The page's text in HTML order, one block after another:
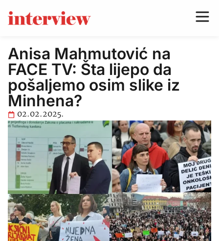
Anisa Mahmutović na
FACE TV: Šta lijepo da
pošaljemo osim slike iz
Minhena?
02.02.2025.